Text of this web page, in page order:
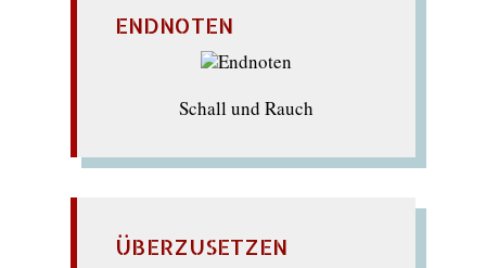
ENDNOTEN
Schall und Rauch
ÜBERZUSETZEN